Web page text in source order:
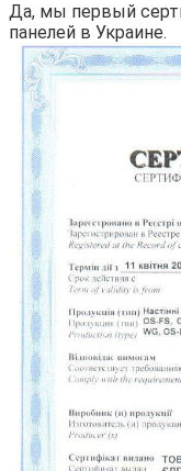
Да, мы первый
панелей в Украине.